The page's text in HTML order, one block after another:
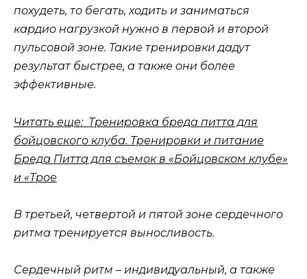
похудеть, то бегать, ходить и заниматься
кардио нагрузкой нужно в первой и второй
пульсовой зоне. Такие тренировки дадут
результат быстрее, а также они более
эффективные.
Читать еще: Тренировка бреда питта для
бойцовского клуба. Тренировки и питание
Бреда Питта для съемок в «Бойцовском клубе»
и «Трое
В третьей, четвертой и пятой зоне сердечного
ритма тренируется выносливость.
Сердечный ритм – индивидуальный, а также